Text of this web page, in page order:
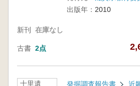
出版年： 2010
新刊 在庫なし
古書 2点
十里遺
発掘調査報告書 近